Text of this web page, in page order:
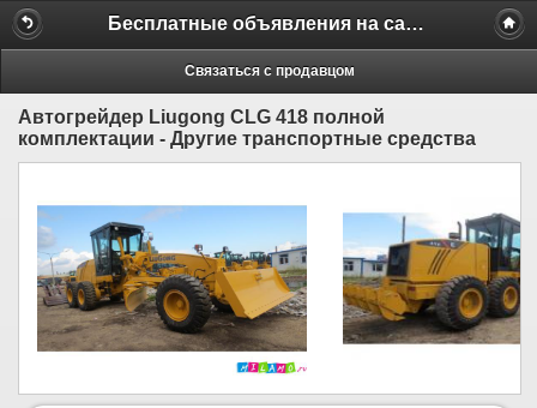
Бесплатные объявления на сайте MILAMO.ru
Связаться с продавцом
Автогрейдер Liugong CLG 418 полной
комплектации - Другие транспортные средства